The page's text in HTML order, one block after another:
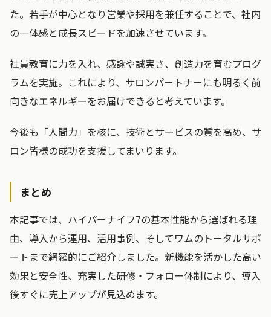
た。若手が中心となり営業や採用を兼任することで、社内
の一体感と成長スピードを加速させています。
社員教育に力を入れ、感謝や誠実さ、創造力を育むプログ
ラムを実施。これにより、サロンパートナーにも明るく前
向きなエネルギーをお届けできると考えています。
今後も「人間力」を核に、技術とサービスの質を高め、サ
ロン皆様の成功を支援してまいります。
まとめ
本記事では、ハイパーナイフ7の基本性能から選ばれる理
由、導入から運用、活用事例、そしてワムのトータルサポ
ートまで網羅的にご紹介しました。新機能を活かした高い
効果と安全性、充実した研修・フォロー体制により、導入
後すぐに売上アップが見込めます。